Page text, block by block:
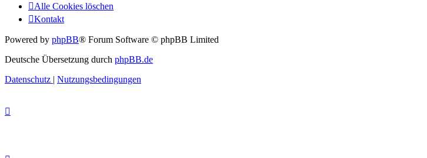
Alle Cookies löschen
Kontakt
Powered by phpBB® Forum Software © phpBB Limited
Deutsche Übersetzung durch phpBB.de
Datenschutz | Nutzungsbedingungen